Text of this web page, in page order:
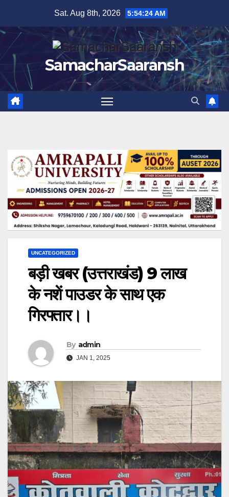
content
Sat. Aug 8th, 2026 5:54:25 AM
SamacharSaaransh
UNCATEGORIZED
बड़ी खबर (उत्तराखंड) 9 लाख
के नशें पाउडर के साथ एक
गिरफ्तार।।
By admin
JAN 1, 2025